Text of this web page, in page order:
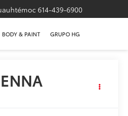
614-439-6900
BODY & PAINT GRUPO HG